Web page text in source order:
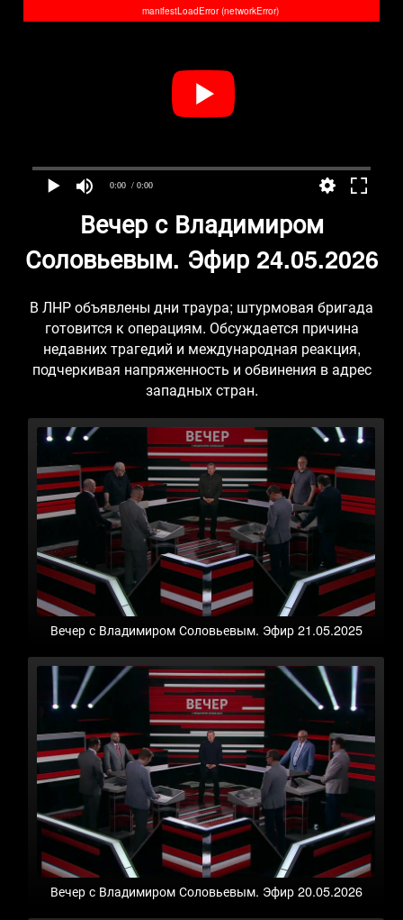
0:00 / 0:00
manifestLoadError (networkError)
Вечер с Владимиром
Соловьевым. Эфир 24.05.2026
В ЛНР объявлены дни траура; штурмовая бригада
готовится к операциям. Обсуждается причина
недавних трагедий и международная реакция,
подчеркивая напряженность и обвинения в адрес
западных стран.
Вечер с Владимиром Соловьевым. Эфир 21.05.2025
Вечер с Владимиром Соловьевым. Эфир 20.05.2026